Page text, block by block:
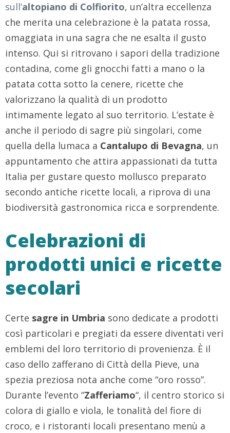
sull’altopiano di Colfiorito, un’altra eccellenza
che merita una celebrazione è la patata rossa,
omaggiata in una sagra che ne esalta il gusto
intenso. Qui si ritrovano i sapori della tradizione
contadina, come gli gnocchi fatti a mano o la
patata cotta sotto la cenere, ricette che
valorizzano la qualità di un prodotto
intimamente legato al suo territorio. L’estate è
anche il periodo di sagre più singolari, come
quella della lumaca a Cantalupo di Bevagna, un
appuntamento che attira appassionati da tutta
Italia per gustare questo mollusco preparato
secondo antiche ricette locali, a riprova di una
biodiversità gastronomica ricca e sorprendente.
Celebrazioni di
prodotti unici e ricette
secolari
Certe sagre in Umbria sono dedicate a prodotti
così particolari e pregiati da essere diventati veri
emblemi del loro territorio di provenienza. È il
caso dello zafferano di Città della Pieve, una
spezia preziosa nota anche come “oro rosso”.
Durante l’evento “Zafferiamo“, il centro storico si
colora di giallo e viola, le tonalità del fiore di
croco, e i ristoranti locali presentano menù a